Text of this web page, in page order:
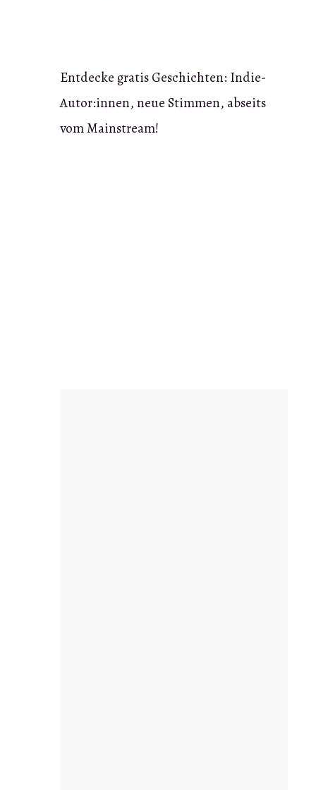
Entdecke gratis Geschichten: Indie-
Autor:innen, neue Stimmen, abseits
vom Mainstream!